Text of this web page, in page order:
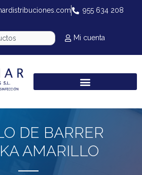
955 634 208
Mi cuenta
DE BARRER
AMARILLO